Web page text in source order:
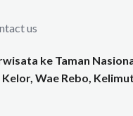
us
ke Taman
Wae Rebo,